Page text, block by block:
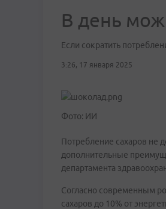
В день
Если сократить
3:26, 17 января 2025
Фото: ИИ
Потребление сахаров не
дополнительные
департамента
Согласно современным
сахаров до 10% от